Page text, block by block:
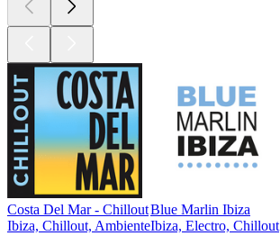
Costa Del Mar - Chillout
Ibiza, Chillout, Ambiente
Blue Marlin Ibiza
Ibiza, Electro, Chillout